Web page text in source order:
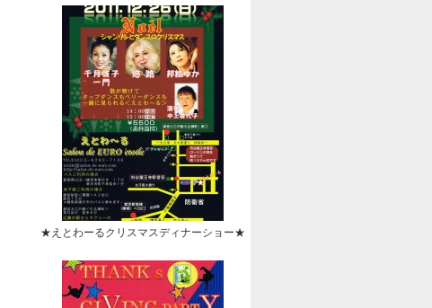
★えとわーるクリスマスディナーショー★